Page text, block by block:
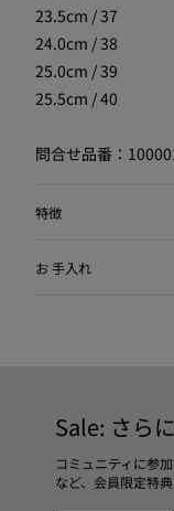
23.5cm / 37
24.0cm / 38
25.0cm / 39
25.5cm / 40
問合せ品番：
特徴
コットン
- コットン 100%
お 手入れ
靴のお手入れ方法
さい。
Sale: さら
コミュニティに参
など、会員限定特